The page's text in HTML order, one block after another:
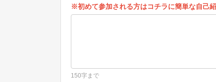
※初めて参加される方はコチラに簡単な自己紹
150字まで